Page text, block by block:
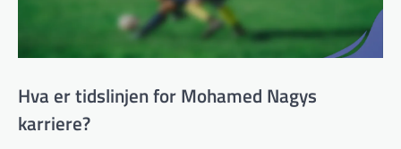
Hva er tidslinjen for Mohamed Nagys
karriere?